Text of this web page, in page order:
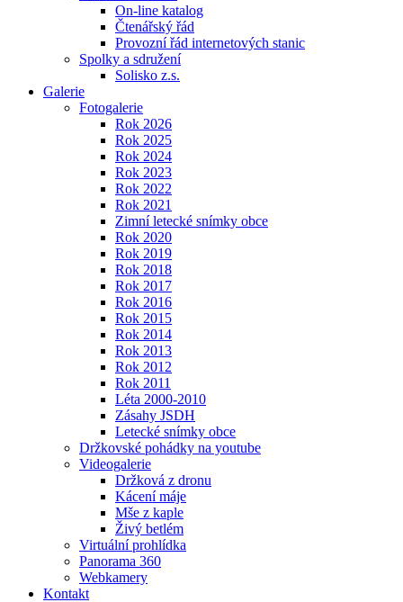
On-line katalog
Čtenářský řád
Provozní řád internetových stanic
Spolky a sdružení
Solisko z.s.
Galerie
Fotogalerie
Rok 2026
Rok 2025
Rok 2024
Rok 2023
Rok 2022
Rok 2021
Zimní letecké snímky obce
Rok 2020
Rok 2019
Rok 2018
Rok 2017
Rok 2016
Rok 2015
Rok 2014
Rok 2013
Rok 2012
Rok 2011
Léta 2000-2010
Zásahy JSDH
Letecké snímky obce
Držkovské pohádky na youtube
Videogalerie
Držková z dronu
Kácení máje
Mše z kaple
Živý betlém
Virtuální prohlídka
Panorama 360
Webkamery
Kontakt